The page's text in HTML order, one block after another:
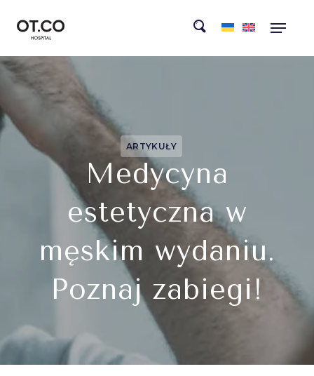
ARTYKUŁY
Medycyna
estetyczna w
męskim wydaniu.
Poznaj zabiegi!